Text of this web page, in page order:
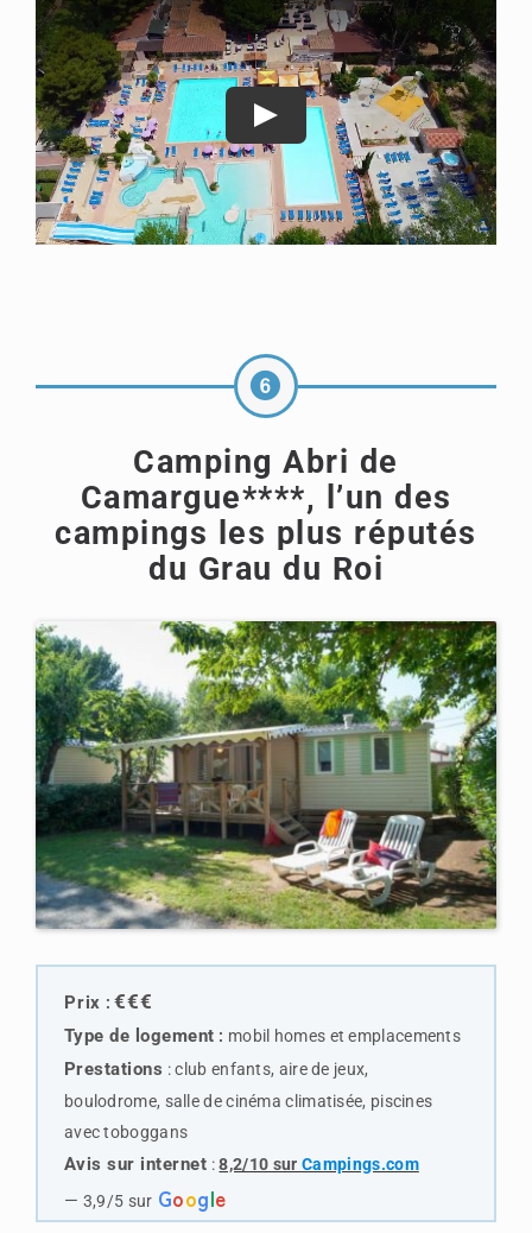
Camping Abri de
Camargue****, l’un des
campings les plus réputés
du Grau du Roi
Prix :€€€
Type de logement : mobil homes et emplacements
Prestations :club enfants, aire de jeux,
boulodrome, salle de cinéma climatisée, piscines
avec toboggans
Avis sur internet :8,2/10 sur Campings.com
— 3,9/5 sur Google